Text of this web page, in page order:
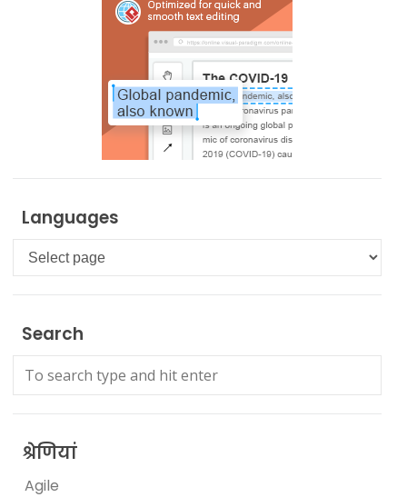
Languages
Languages
Search
श्रेणियां
Agile